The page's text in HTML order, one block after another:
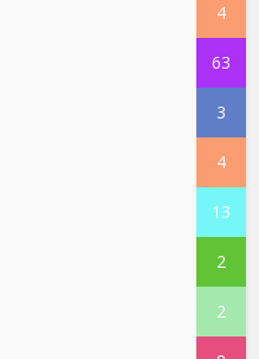
4
63
3
4
13
2
2